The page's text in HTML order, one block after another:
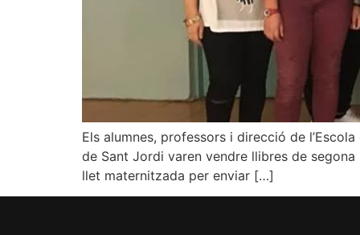
Els alumnes, professors i direcció de
de Sant Jordi varen vendre llibres de
llet maternitzada per enviar […]